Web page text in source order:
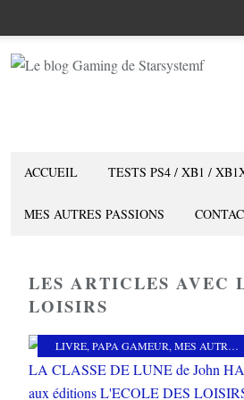
ACCUEIL TESTS PS4 / XB1 /
MES AUTRES PASSIONS
LES ARTICLES AVEC
LOISIRS
LIVRE, PAPA GAMEUR, MES AUTRES PASSIONS